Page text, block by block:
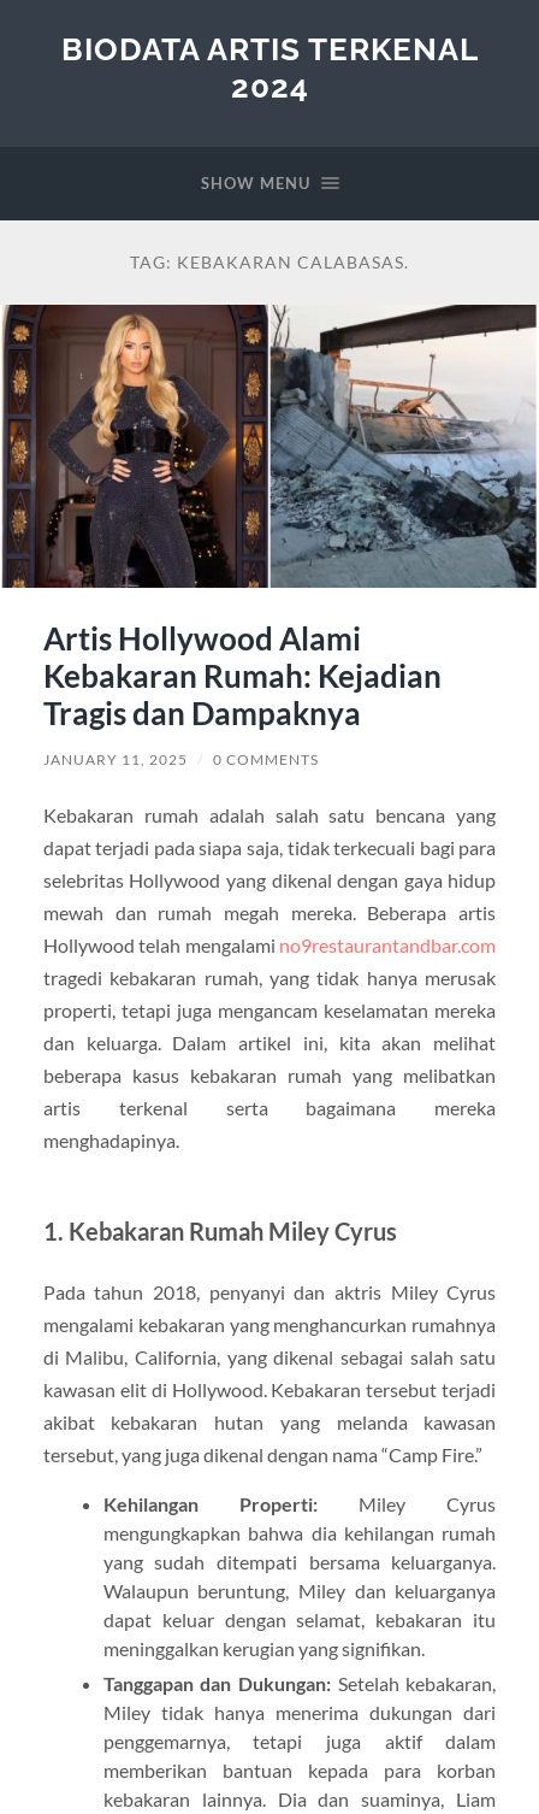
BIODATA ARTIS TERKENAL
2024
SHOW MENU
TAG: KEBAKARAN CALABASAS.
Artis Hollywood Alami
Kebakaran Rumah: Kejadian
Tragis dan Dampaknya
JANUARY 11, 2025 / 0 COMMENTS
Kebakaran rumah adalah salah satu bencana yang
dapat terjadi pada siapa saja, tidak terkecuali bagi para
selebritas Hollywood yang dikenal dengan gaya hidup
mewah dan rumah megah mereka. Beberapa artis
Hollywood telah mengalami no9restaurantandbar.com
tragedi kebakaran rumah, yang tidak hanya merusak
properti, tetapi juga mengancam keselamatan mereka
dan keluarga. Dalam artikel ini, kita akan melihat
beberapa kasus kebakaran rumah yang melibatkan
artis terkenal serta bagaimana mereka
menghadapinya.
1. Kebakaran Rumah Miley Cyrus
Pada tahun 2018, penyanyi dan aktris Miley Cyrus
mengalami kebakaran yang menghancurkan rumahnya
di Malibu, California, yang dikenal sebagai salah satu
kawasan elit di Hollywood. Kebakaran tersebut terjadi
akibat kebakaran hutan yang melanda kawasan
tersebut, yang juga dikenal dengan nama “Camp Fire.”
Kehilangan Properti:Miley Cyrus
mengungkapkan bahwa dia kehilangan rumah
yang sudah ditempati bersama keluarganya.
Walaupun beruntung, Miley dan keluarganya
dapat keluar dengan selamat, kebakaran itu
meninggalkan kerugian yang signifikan.
Tanggapan dan Dukungan: Setelah kebakaran,
Miley tidak hanya menerima dukungan dari
penggemarnya, tetapi juga aktif dalam
memberikan bantuan kepada para korban
kebakaran lainnya. Dia dan suaminya, Liam